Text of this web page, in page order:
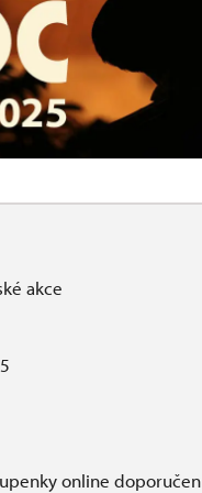
akce
online doporučen